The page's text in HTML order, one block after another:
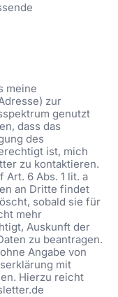
meine
zur
genutzt
dass das
des
ist, mich
zu kontaktieren.
6 Abs. 1 lit. a
an Dritte findet
sobald sie für
mehr
Auskunft der
zu beantragen.
Angabe von
mit
Hierzu reicht